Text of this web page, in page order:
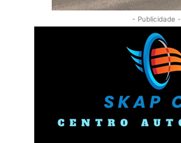
- Publicidade -